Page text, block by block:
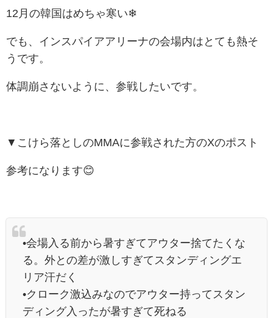
12月の韓国はめちゃ寒い❄
でも、インスパイアアリーナの会場内はとても熱そ
うです。
体調崩さないように、参戦したいです。
▼こけら落としのMMAに参戦された方のXのポスト
参考になります😊
•会場入る前から暑すぎてアウター捨てたくな
る。外との差が激しすぎてスタンディングエ
リア汗だく
•クローク激込みなのでアウター持ってスタン
ディング入ったが暑すぎて死ねる